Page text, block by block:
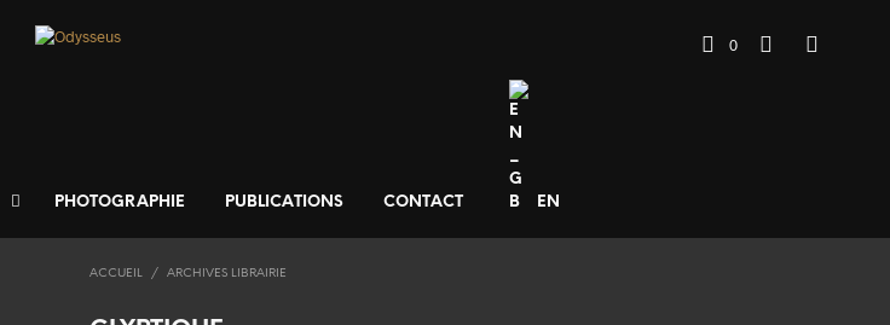
PHOTOGRAPHIE PUBLICATIONS CONTACT EN
0
ACCUEIL / ARCHIVES LIBRAIRIE